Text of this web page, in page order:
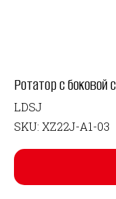
Ротатор с боковой
LDSJ
SKU: XZ22J-A1-03